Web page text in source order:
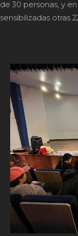
de 30 personas, y
sensibilizadas otras